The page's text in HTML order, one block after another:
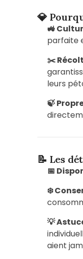
💎
🚜
parfaite
✂️
leurs
🍃
📝 Les
📅
❄️
💡
aient